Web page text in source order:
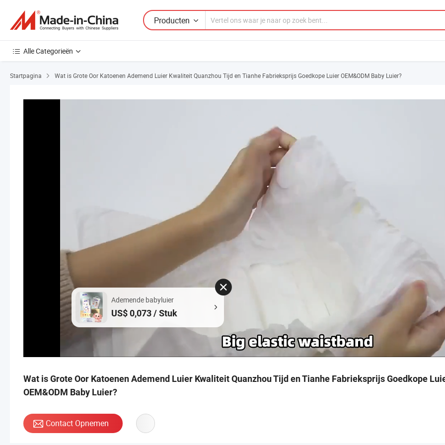
Producten
Alle Categorieën
Startpagina Wat is Grote Oor Katoenen Ademend Luier Kwaliteit Quanzhou Tijd en Tianhe Fabrieksprijs Goedkope Luier OEM&ODM Baby Luier?
Ademende babyluier
US$ 0,073 / Stuk
Wat is Grote Oor Katoenen Ademend Luier Kwaliteit Quanzhou Tijd en Tianhe Fabrieksprijs Goedkope
OEM&ODM Baby Luier?
Contact Opnemen